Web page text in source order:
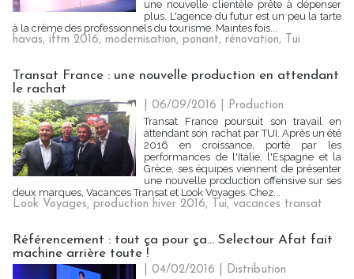
une nouvelle clientèle prête à dépenser
plus. L'agence du futur est un peu la tarte
à la crème des professionnels du tourisme. Maintes fois...
havas, iftm 2016, modernisation, ponant, rénovation, Tui
Transat France : une nouvelle production en attendant
le rachat
| 06/09/2016
Production
Transat France poursuit son travail en
attendant son rachat par TUI. Après un été
2016 en croissance, porté par les
performances de l'Italie, l'Espagne et la
Grèce, ses équipes viennent de présenter
une nouvelle production offensive sur ses
deux marques, Vacances Transat et Look Voyages. Chez...
Look Voyages, production hiver 2016, Tui, vacances transat
Référencement : tout ça pour ça... Selectour Afat fait
machine arrière toute !
| 04/02/2016
Distribution